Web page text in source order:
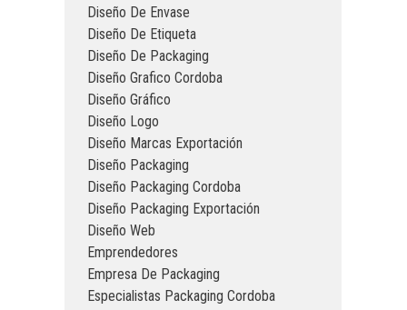
Diseño De Envase
Diseño De Etiqueta
Diseño De Packaging
Diseño Grafico Cordoba
Diseño Gráfico
Diseño Logo
Diseño Marcas Exportación
Diseño Packaging
Diseño Packaging Cordoba
Diseño Packaging Exportación
Diseño Web
Emprendedores
Empresa De Packaging
Especialistas Packaging Cordoba